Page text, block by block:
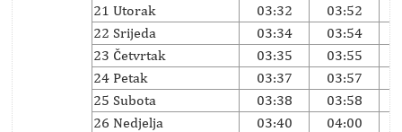
21 Utorak
03:32 03:52
22 Srijeda
03:34 03:54
23 Četvrtak
03:35 03:55
24 Petak
03:37 03:57
25 Subota
03:38 03:58
26 Nedjelja
03:40 04:00